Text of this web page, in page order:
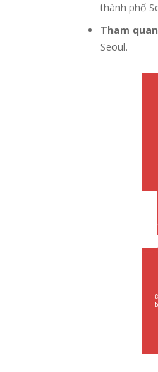
thành phố
Tham
Seoul.